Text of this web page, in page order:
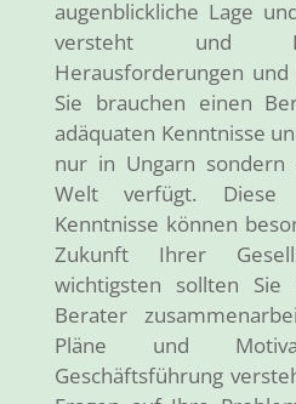
augenblickliche Lage
versteht und
Herausforderungen und
Sie brauchen einen
adäquaten Kenntnisse
nur in Ungarn
Welt verfügt. Diese
Kenntnisse können
Zukunft Ihrer
wichtigsten sollten
Berater
Pläne und
Geschäftsführung